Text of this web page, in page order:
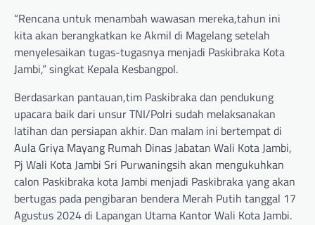
“Rencana untuk menambah wawasan mereka,tahun ini
kita akan berangkatkan ke Akmil di Magelang setelah
menyelesaikan tugas-tugasnya menjadi Paskibraka Kota
Jambi,” singkat Kepala Kesbangpol.
Berdasarkan pantauan,tim Paskibraka dan pendukung
upacara baik dari unsur TNI/Polri sudah melaksanakan
latihan dan persiapan akhir. Dan malam ini bertempat di
Aula Griya Mayang Rumah Dinas Jabatan Wali Kota Jambi,
Pj Wali Kota Jambi Sri Purwaningsih akan mengukuhkan
calon Paskibraka kota Jambi menjadi Paskibraka yang akan
bertugas pada pengibaran bendera Merah Putih tanggal 17
Agustus 2024 di Lapangan Utama Kantor Wali Kota Jambi.